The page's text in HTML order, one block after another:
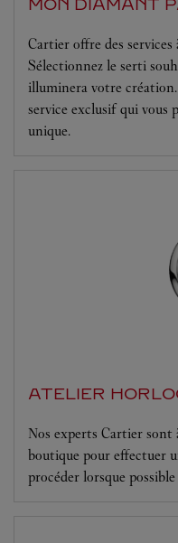
MON DIAMANT
Cartier offre des services
Sélectionnez le serti
illuminera votre création.
service exclusif qui
unique.
ATELIER
Nos experts Cartier
boutique pour effectuer
procéder lorsque